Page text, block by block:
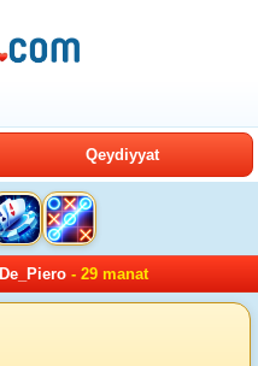
Qeydiyyat
De_Piero- 29 manat